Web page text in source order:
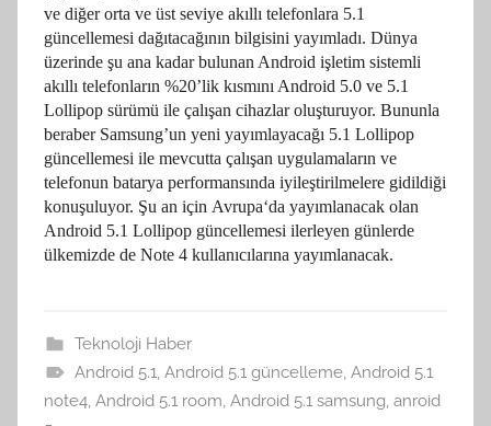
ve diğer orta ve üst seviye akıllı telefonlara 5.1
güncellemesi dağıtacağının bilgisini yayımladı. Dünya
üzerinde şu ana kadar bulunan Android işletim sistemli
akıllı telefonların %20’lik kısmını Android 5.0 ve 5.1
Lollipop sürümü ile çalışan cihazlar oluşturuyor. Bununla
beraber Samsung’un yeni yayımlayacağı 5.1 Lollipop
güncellemesi ile mevcutta çalışan uygulamaların ve
telefonun batarya performansında iyileştirilmelere gidildiği
konuşuluyor. Şu an için Avrupa‘da yayımlanacak olan
Android 5.1 Lollipop güncellemesi ilerleyen günlerde
ülkemizde de Note 4 kullanıcılarına yayımlanacak.
Teknoloji Haber
Android 5.1, Android 5.1 güncelleme, Android 5.1
note4, Android 5.1 room, Android 5.1 samsung, anroid